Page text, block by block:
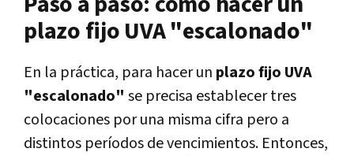
plazo fijo UVA "escalonado"
En la práctica, para hacer un plazo fijo UVA
"escalonado" se precisa establecer tres
colocaciones por una misma cifra pero a
distintos períodos de vencimientos. Entonces,